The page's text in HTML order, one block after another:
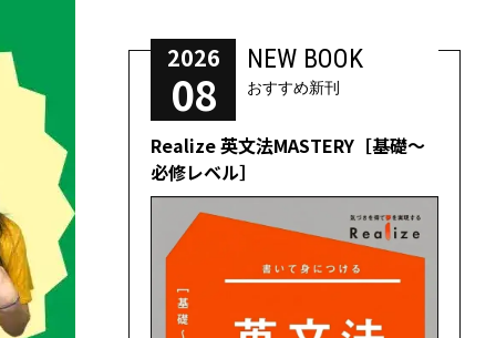
2026
08
NEW BOOK
おすすめ新刊
Realize 英文法MASTERY［基礎～
必修レベル］